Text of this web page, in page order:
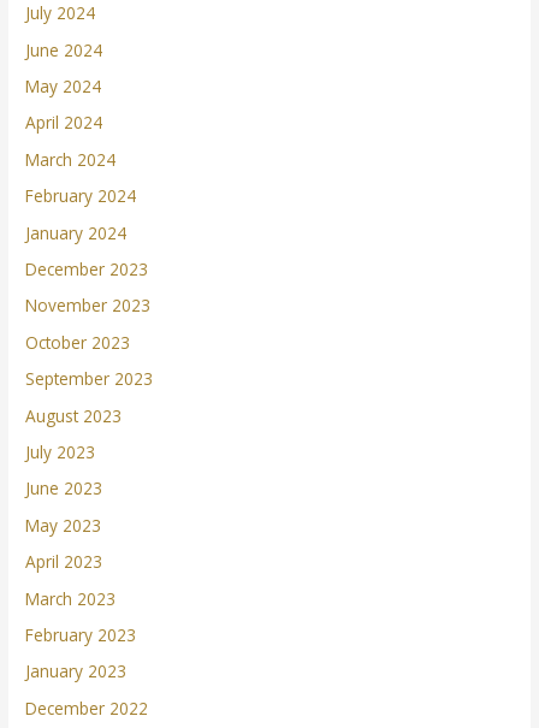
July 2024
June 2024
May 2024
April 2024
March 2024
February 2024
January 2024
December 2023
November 2023
October 2023
September 2023
August 2023
July 2023
June 2023
May 2023
April 2023
March 2023
February 2023
January 2023
December 2022